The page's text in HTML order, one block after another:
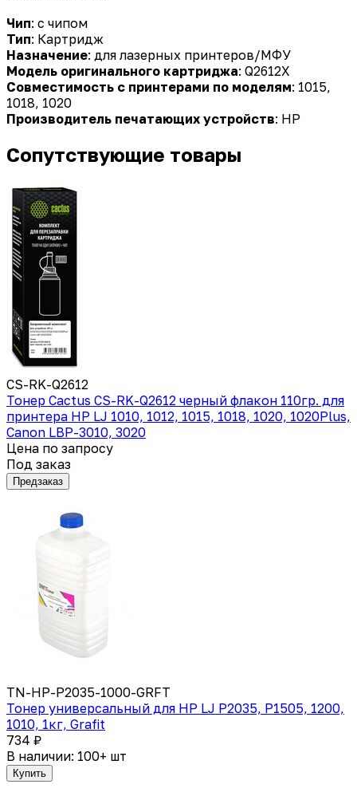
Чип: с чипом
Тип: Картридж
Назначение: для лазерных принтеров/МФУ
Модель оригинального картриджа: Q2612X
Совместимость с принтерами по моделям: 1015,
1018, 1020
Производитель печатающих устройств: HP
Сопутствующие товары
CS-RK-Q2612
Тонер Cactus CS-RK-Q2612 черный флакон 110гр. для
принтера HP LJ 1010, 1012, 1015, 1018, 1020, 1020Plus,
Canon LBP-3010, 3020
Цена по запросу
Под заказ
Предзаказ
TN-HP-P2035-1000-GRFT
Тонер универсальный для HP LJ P2035, P1505, 1200,
1010, 1кг, Grafit
734 ₽
В наличии: 100+ шт
Купить